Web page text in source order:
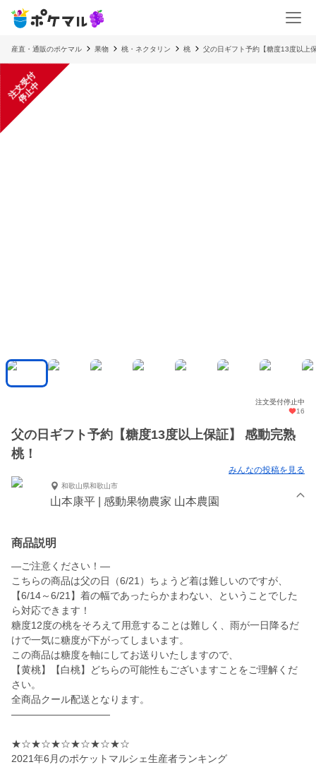
産直・通販のポケマル 果物 桃・ネクタリン 桃 父の日ギフト予約【糖度13度以上
注
文
受
付
停
止
中
注文受付停止中
16
父の日ギフト予約【糖度13度以上保証】 感動完熟
桃！
みんなの投稿を見る
和歌山県和歌山市
山本康平 | 感動果物農家 山本農園
商品説明
—ご注意ください！—
こちらの商品は父の日（6/21）ちょうど着は難しいのですが、
【6/14～6/21】着の幅であったらかまわない、ということでした
ら対応できます！
糖度12度の桃をそろえて用意することは難しく、雨が一日降るだ
けで一気に糖度が下がってしまいます。
この商品は糖度を軸にしてお送りいたしますので、
【黄桃】【白桃】どちらの可能性もございますことをご理解くだ
さい。
全商品クール配送となります。
——————————
★☆★☆★☆★☆★☆★☆
2021年6月のポケットマルシェ生産者ランキング